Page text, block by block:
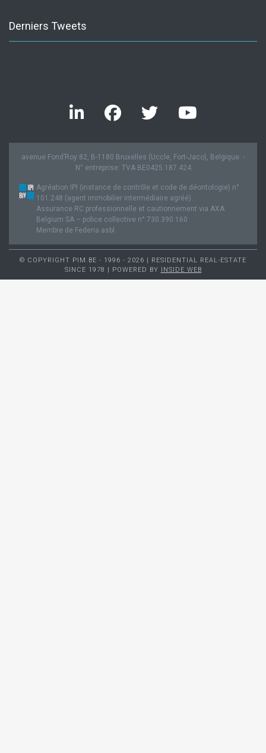
Derniers Tweets
avenue Fond’Roy 82, B-1180 Bruxelles (Uccle, Fort-Jaco), Belgique. -
N° entreprise: TVA BE0425.187.424
Agréation IPI (instance de contrôle et code de déontologie) n°
101.248 (agent immobilier intermédiaire agréé).
Assurance RC professionnelle et cautionnement via AXA
Belgium SA – police collective n° 730.390.160
Membre de Federia asbl
© COPYRIGHT PIM.BE - 1996 - 2026 | RESIDENTIAL REAL-ESTATE
SINCE 1978 | POWERED BY
INSIDE WEB